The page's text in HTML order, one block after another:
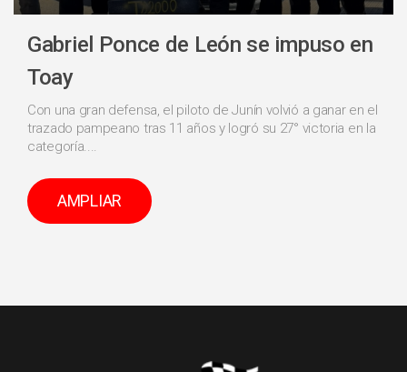
Gabriel Ponce de León se impuso en
Toay
Con una gran defensa, el piloto de Junín volvió a ganar en el
trazado pampeano tras 11 años y logró su 27° victoria en la
categoría....
AMPLIAR